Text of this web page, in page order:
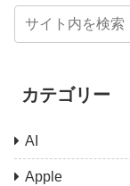
カテゴリー
AI
Apple